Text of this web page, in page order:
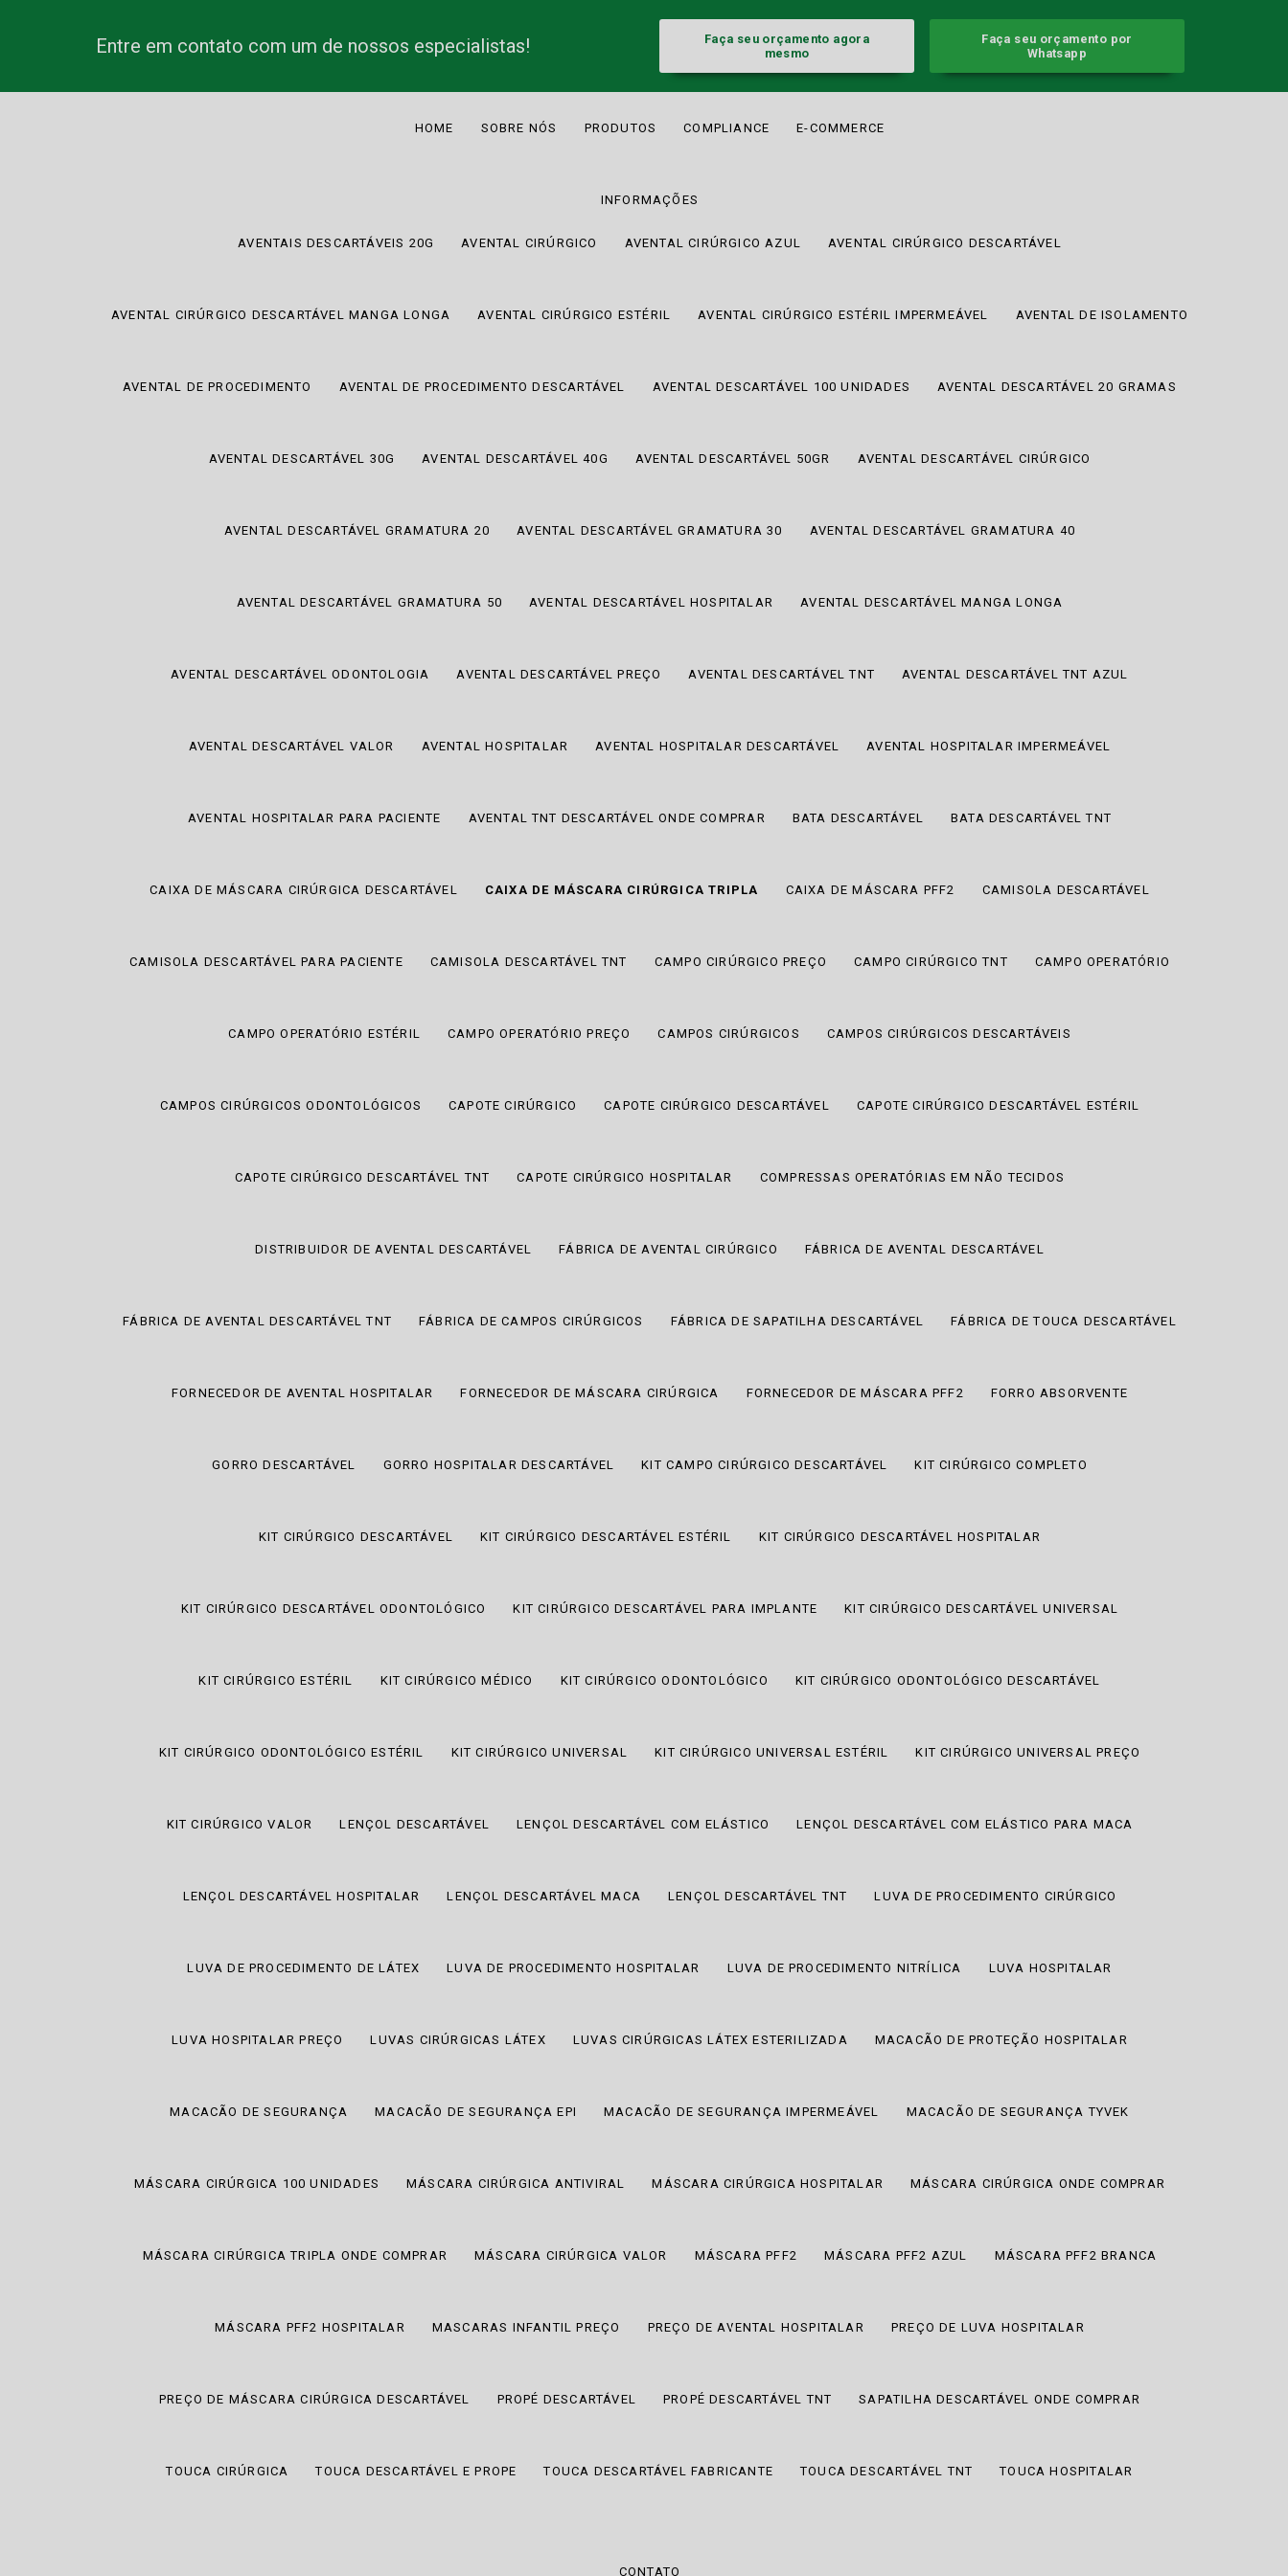
Entre em contato com um de nossos especialistas!
Faça seu orçamento agora
mesmo
Faça seu orçamento por
Whatsapp
HOME SOBRE NÓS PRODUTOS COMPLIANCE E-COMMERCE
INFORMAÇÕES
AVENTAIS DESCARTÁVEIS 20G AVENTAL CIRÚRGICO AVENTAL CIRÚRGICO AZUL AVENTAL CIRÚRGICO DESCARTÁVEL
AVENTAL CIRÚRGICO DESCARTÁVEL MANGA LONGA AVENTAL CIRÚRGICO ESTÉRIL AVENTAL CIRÚRGICO ESTÉRIL IMPERMEÁVEL AVENTAL DE ISOLAMENTO
AVENTAL DE PROCEDIMENTO AVENTAL DE PROCEDIMENTO DESCARTÁVEL AVENTAL DESCARTÁVEL 100 UNIDADES AVENTAL DESCARTÁVEL 20 GRAMAS
AVENTAL DESCARTÁVEL 30G AVENTAL DESCARTÁVEL 40G AVENTAL DESCARTÁVEL 50GR AVENTAL DESCARTÁVEL CIRÚRGICO
AVENTAL DESCARTÁVEL GRAMATURA 20 AVENTAL DESCARTÁVEL GRAMATURA 30 AVENTAL DESCARTÁVEL GRAMATURA 40
AVENTAL DESCARTÁVEL GRAMATURA 50 AVENTAL DESCARTÁVEL HOSPITALAR AVENTAL DESCARTÁVEL MANGA LONGA
AVENTAL DESCARTÁVEL ODONTOLOGIA AVENTAL DESCARTÁVEL PREÇO AVENTAL DESCARTÁVEL TNT AVENTAL DESCARTÁVEL TNT AZUL
AVENTAL DESCARTÁVEL VALOR AVENTAL HOSPITALAR AVENTAL HOSPITALAR DESCARTÁVEL AVENTAL HOSPITALAR IMPERMEÁVEL
AVENTAL HOSPITALAR PARA PACIENTE AVENTAL TNT DESCARTÁVEL ONDE COMPRAR BATA DESCARTÁVEL BATA DESCARTÁVEL TNT
CAIXA DE MÁSCARA CIRÚRGICA DESCARTÁVEL CAIXA DE MÁSCARA CIRÚRGICA TRIPLA CAIXA DE MÁSCARA PFF2 CAMISOLA DESCARTÁVEL
CAMISOLA DESCARTÁVEL PARA PACIENTE CAMISOLA DESCARTÁVEL TNT CAMPO CIRÚRGICO PREÇO CAMPO CIRÚRGICO TNT CAMPO OPERATÓRIO
CAMPO OPERATÓRIO ESTÉRIL CAMPO OPERATÓRIO PREÇO CAMPOS CIRÚRGICOS CAMPOS CIRÚRGICOS DESCARTÁVEIS
CAMPOS CIRÚRGICOS ODONTOLÓGICOS CAPOTE CIRÚRGICO CAPOTE CIRÚRGICO DESCARTÁVEL CAPOTE CIRÚRGICO DESCARTÁVEL ESTÉRIL
CAPOTE CIRÚRGICO DESCARTÁVEL TNT CAPOTE CIRÚRGICO HOSPITALAR COMPRESSAS OPERATÓRIAS EM NÃO TECIDOS
DISTRIBUIDOR DE AVENTAL DESCARTÁVEL FÁBRICA DE AVENTAL CIRÚRGICO FÁBRICA DE AVENTAL DESCARTÁVEL
FÁBRICA DE AVENTAL DESCARTÁVEL TNT FÁBRICA DE CAMPOS CIRÚRGICOS FÁBRICA DE SAPATILHA DESCARTÁVEL FÁBRICA DE TOUCA DESCARTÁVEL
FORNECEDOR DE AVENTAL HOSPITALAR FORNECEDOR DE MÁSCARA CIRÚRGICA FORNECEDOR DE MÁSCARA PFF2 FORRO ABSORVENTE
GORRO DESCARTÁVEL GORRO HOSPITALAR DESCARTÁVEL KIT CAMPO CIRÚRGICO DESCARTÁVEL KIT CIRÚRGICO COMPLETO
KIT CIRÚRGICO DESCARTÁVEL KIT CIRÚRGICO DESCARTÁVEL ESTÉRIL KIT CIRÚRGICO DESCARTÁVEL HOSPITALAR
KIT CIRÚRGICO DESCARTÁVEL ODONTOLÓGICO KIT CIRÚRGICO DESCARTÁVEL PARA IMPLANTE KIT CIRÚRGICO DESCARTÁVEL UNIVERSAL
KIT CIRÚRGICO ESTÉRIL KIT CIRÚRGICO MÉDICO KIT CIRÚRGICO ODONTOLÓGICO KIT CIRÚRGICO ODONTOLÓGICO DESCARTÁVEL
KIT CIRÚRGICO ODONTOLÓGICO ESTÉRIL KIT CIRÚRGICO UNIVERSAL KIT CIRÚRGICO UNIVERSAL ESTÉRIL KIT CIRÚRGICO UNIVERSAL PREÇO
KIT CIRÚRGICO VALOR LENÇOL DESCARTÁVEL LENÇOL DESCARTÁVEL COM ELÁSTICO LENÇOL DESCARTÁVEL COM ELÁSTICO PARA MACA
LENÇOL DESCARTÁVEL HOSPITALAR LENÇOL DESCARTÁVEL MACA LENÇOL DESCARTÁVEL TNT LUVA DE PROCEDIMENTO CIRÚRGICO
LUVA DE PROCEDIMENTO DE LÁTEX LUVA DE PROCEDIMENTO HOSPITALAR LUVA DE PROCEDIMENTO NITRÍLICA LUVA HOSPITALAR
LUVA HOSPITALAR PREÇO LUVAS CIRÚRGICAS LÁTEX LUVAS CIRÚRGICAS LÁTEX ESTERILIZADA MACACÃO DE PROTEÇÃO HOSPITALAR
MACACÃO DE SEGURANÇA MACACÃO DE SEGURANÇA EPI MACACÃO DE SEGURANÇA IMPERMEÁVEL MACACÃO DE SEGURANÇA TYVEK
MÁSCARA CIRÚRGICA 100 UNIDADES MÁSCARA CIRÚRGICA ANTIVIRAL MÁSCARA CIRÚRGICA HOSPITALAR MÁSCARA CIRÚRGICA ONDE COMPRAR
MÁSCARA CIRÚRGICA TRIPLA ONDE COMPRAR MÁSCARA CIRÚRGICA VALOR MÁSCARA PFF2 MÁSCARA PFF2 AZUL MÁSCARA PFF2 BRANCA
MÁSCARA PFF2 HOSPITALAR MASCARAS INFANTIL PREÇO PREÇO DE AVENTAL HOSPITALAR PREÇO DE LUVA HOSPITALAR
PREÇO DE MÁSCARA CIRÚRGICA DESCARTÁVEL PROPÉ DESCARTÁVEL PROPÉ DESCARTÁVEL TNT SAPATILHA DESCARTÁVEL ONDE COMPRAR
TOUCA CIRÚRGICA TOUCA DESCARTÁVEL E PROPE TOUCA DESCARTÁVEL FABRICANTE TOUCA DESCARTÁVEL TNT TOUCA HOSPITALAR
CONTATO